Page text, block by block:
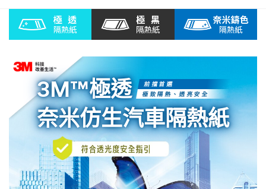
3M™極透
前擋首選
極致隔熱、透亮安全
奈米仿生汽車隔熱紙